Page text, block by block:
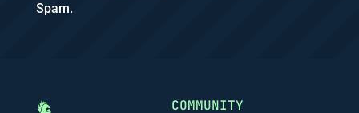
Spam.
COMMUNITY